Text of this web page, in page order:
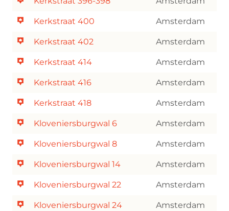
Kerkstraat 400 Amsterdam
Kerkstraat 402 Amsterdam
Kerkstraat 414 Amsterdam
Kerkstraat 416 Amsterdam
Kerkstraat 418 Amsterdam
Kloveniersburgwal 6 Amsterdam
Kloveniersburgwal 8 Amsterdam
Kloveniersburgwal 14 Amsterdam
Kloveniersburgwal 22 Amsterdam
Kloveniersburgwal 24 Amsterdam